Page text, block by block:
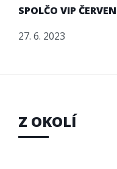
SPOLČO VIP ČERVEN
27. 6. 2023
Z OKOLÍ